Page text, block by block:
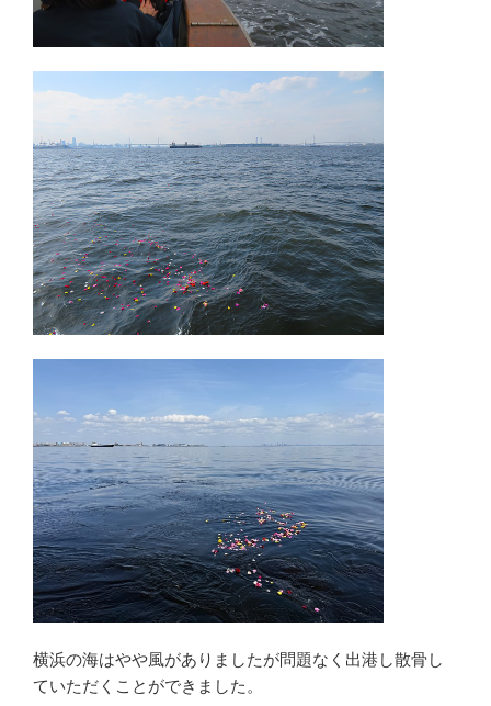
横浜の海はやや風がありましたが問題なく出港し散骨し
ていただくことができました。